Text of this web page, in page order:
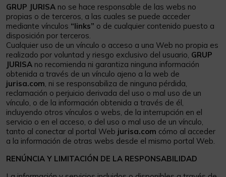
GRUP JURISA no se hace responsable de las webs no
propias o de terceros, a las cuales se puede acceder
mediante vínculos “links” o de cualquier contenido puesto a
disposición por terceros.
Cualquier uso de un vínculo o acceso a una Web no propia es
realizado por voluntad y riesgo exclusivo del usuario, GRUP
JURISA no recomienda ni garantiza ninguna información
obtenida a través de un vínculo ajeno a la web de
jurisa.com , ni se responsabiliza de ninguna pérdida,
reclamación o perjuicio derivada del uso o mal uso de un
vínculo, o de la información obtenida a través de él,
incluyendo otros vínculos o webs, de la interrupción en el
servicio o en el acceso, o del uso o mal uso de un vínculo,
tanto al conectar al portal Web jurisa.com cómo al acceder
a la información de otras webs desde el mismo portal Web.
RENÚNCIA Y LIMITACIÓN DE LA RESPONSABILIDAD